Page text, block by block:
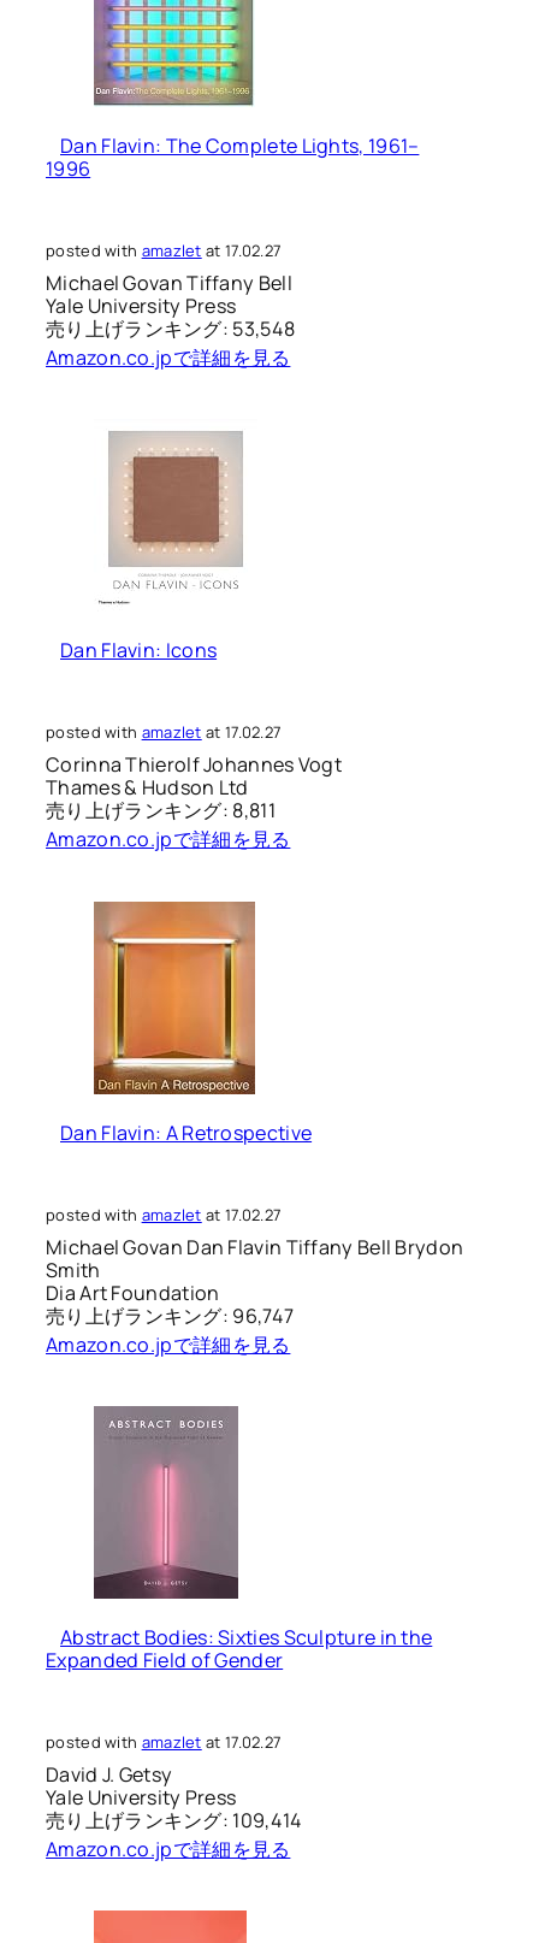
Dan Flavin: The Complete Lights, 1961–
1996
posted with amazlet at 17.02.27
Michael Govan Tiffany Bell
Yale University Press
売り上げランキング: 53,548
Amazon.co.jpで詳細を見る
Dan Flavin: Icons
posted with amazlet at 17.02.27
Corinna Thierolf Johannes Vogt
Thames & Hudson Ltd
売り上げランキング: 8,811
Amazon.co.jpで詳細を見る
Dan Flavin: A Retrospective
posted with amazlet at 17.02.27
Michael Govan Dan Flavin Tiffany Bell Brydon
Smith
Dia Art Foundation
売り上げランキング: 96,747
Amazon.co.jpで詳細を見る
Abstract Bodies: Sixties Sculpture in the
Expanded Field of Gender
posted with amazlet at 17.02.27
David J. Getsy
Yale University Press
売り上げランキング: 109,414
Amazon.co.jpで詳細を見る